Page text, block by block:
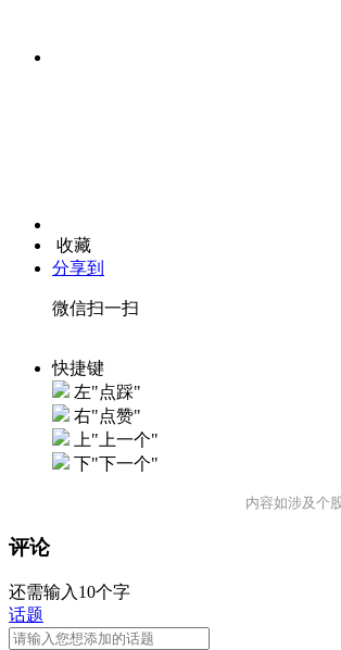
收藏
分享到
微信扫一扫
快捷键
左"点踩"
右"点赞"
上"上一个"
下"下一个"
内容如涉及个
评论
还需输入10个字
话题